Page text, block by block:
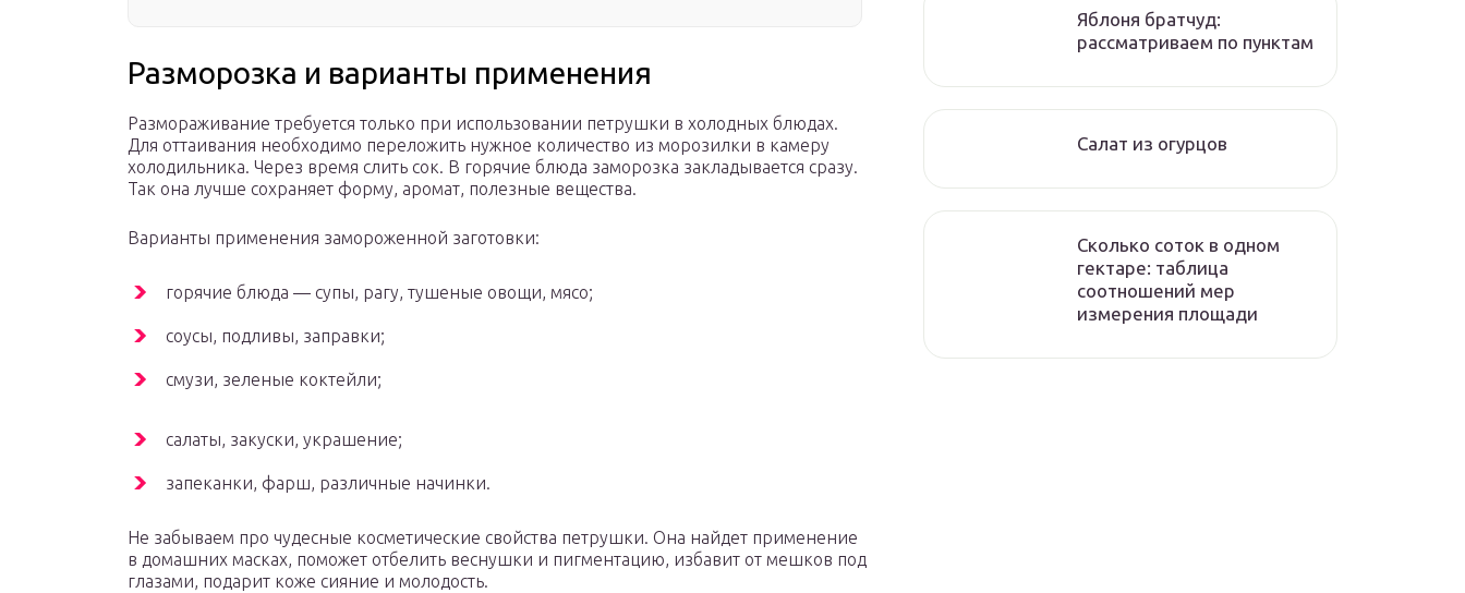
Разморозка и варианты применения
Размораживание требуется только при использовании петрушки в холодных блюдах.
Для оттаивания необходимо переложить нужное количество из морозилки в камеру
холодильника. Через время слить сок. В горячие блюда заморозка закладывается сразу.
Так она лучше сохраняет форму, аромат, полезные вещества.
Варианты применения замороженной заготовки:
горячие блюда — супы, рагу, тушеные овощи, мясо;
соусы, подливы, заправки;
смузи, зеленые коктейли;
салаты, закуски, украшение;
запеканки, фарш, различные начинки.
Не забываем про чудесные косметические свойства петрушки. Она найдет применение
в домашних масках, поможет отбелить веснушки и пигментацию, избавит от мешков под
глазами, подарит коже сияние и молодость.
Яблоня братчуд:
рассматриваем по пунктам
Салат из огурцов
Сколько соток в одном
гектаре: таблица
соотношений мер
измерения площади